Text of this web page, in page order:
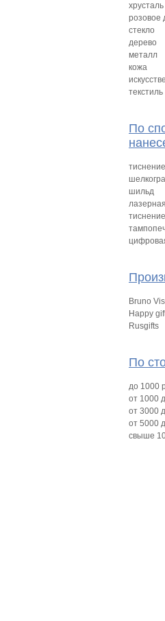
хрусталь
розовое
стекло
дерево
металл
кожа
текстиль
По
тиснение
шильд
Bruno
Happy
Rusgifts
По
до 1000
от 1000
от 3000
от 5000
свыше